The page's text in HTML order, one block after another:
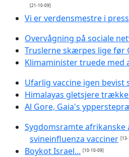
[21-10-09]
Vi er verdensmestre i
Overvågning på sociale
Truslerne skærpes lige før
Klimaminister truede med
Ufarlig vaccine igen bevist
Himalayas gletsjere
Al Gore, Gaia's
Sygdomsramte afrikanske
svineinfluenza vacciner
Boykot Israel... [10-10-09]